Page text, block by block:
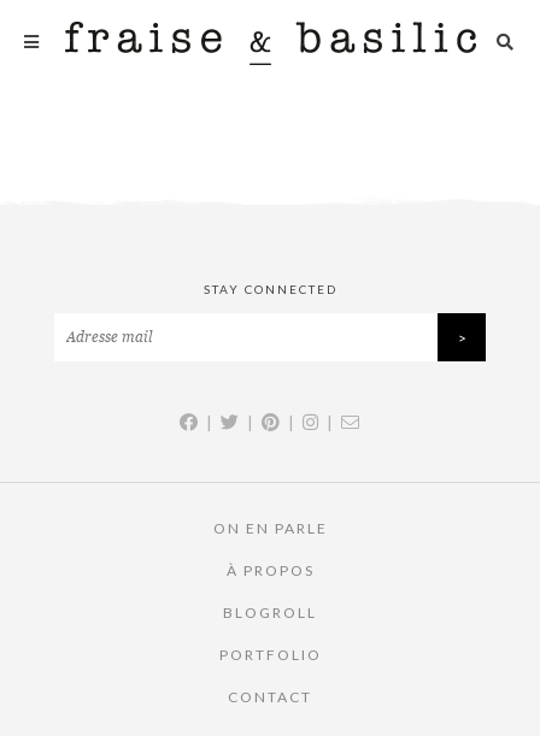
STAY CONNECTED
| | | |
ON EN PARLE
À PROPOS
BLOGROLL
PORTFOLIO
CONTACT